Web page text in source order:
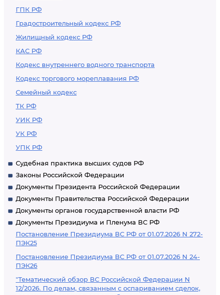
ГПК РФ
Градостроительный кодекс РФ
Жилищный кодекс РФ
КАС РФ
Кодекс внутреннего водного транспорта
Кодекс торгового мореплавания РФ
Семейный кодекс
ТК РФ
УИК РФ
УК РФ
УПК РФ
Судебная практика высших судов РФ
Законы Российской Федерации
Документы Президента Российской Федерации
Документы Правительства Российской Федерации
Документы органов государственной власти РФ
Документы Президиума и Пленума ВС РФ
Постановление Президиума ВС РФ от 01.07.2026 N 272-
ПЭК25
Постановление Президиума ВС РФ от 01.07.2026 N 24-
ПЭК26
"Тематический обзор ВС Российской Федерации N
12/2026. По делам, связанным с оспариванием сделок,